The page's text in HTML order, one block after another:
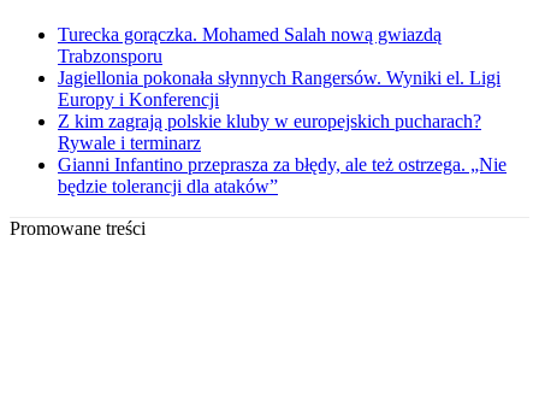
Turecka gorączka. Mohamed Salah nową gwiazdą
Trabzonsporu
Jagiellonia pokonała słynnych Rangersów. Wyniki el. Ligi
Europy i Konferencji
Z kim zagrają polskie kluby w europejskich pucharach?
Rywale i terminarz
Gianni Infantino przeprasza za błędy, ale też ostrzega. „Nie
będzie tolerancji dla ataków”
Promowane treści